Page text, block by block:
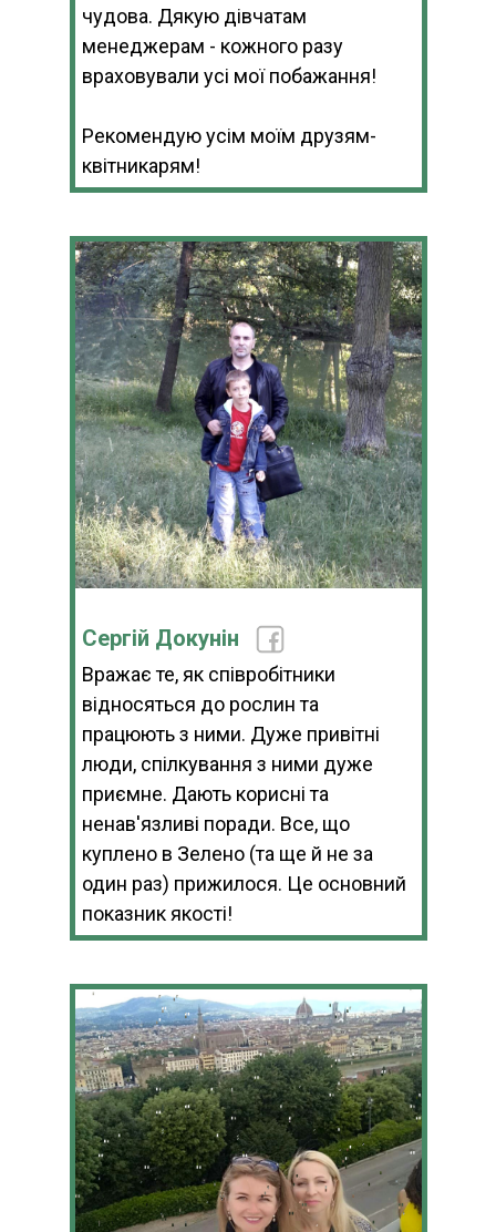
чудова. Дякую дівчатам
менеджерам - кожного разу
враховували усі мої побажання!
Рекомендую усім моїм друзям-
квітникарям!
Сергій Докунін
Вражає те, як співробітники
відносяться до рослин та
працюють з ними. Дуже привітні
люди, спілкування з ними дуже
приємне. Дають корисні та
ненав'язливі поради. Все, що
куплено в Зелено (та ще й не за
один раз) прижилося. Це основний
показник якості!